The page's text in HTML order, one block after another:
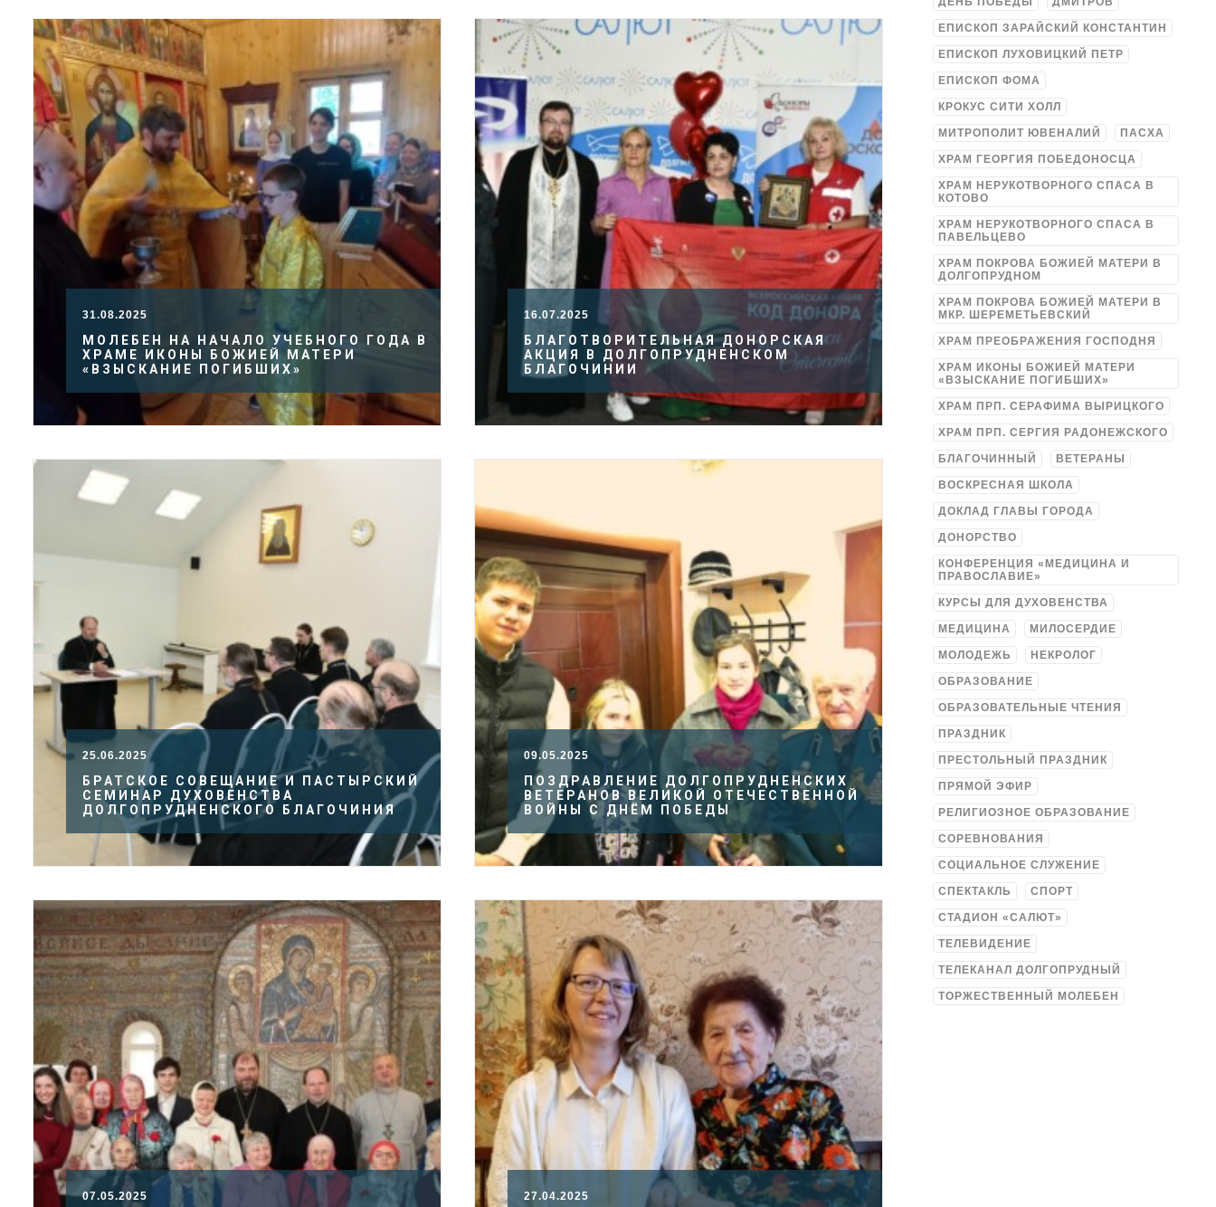
31.08.2025
МОЛЕБЕН НА НАЧАЛО УЧЕБНОГО ГОДА В
ХРАМЕ ИКОНЫ БОЖИЕЙ МАТЕРИ
«ВЗЫСКАНИЕ ПОГИБШИХ»
16.07.2025
БЛАГОТВОРИТЕЛЬНАЯ ДОНОРСКАЯ
АКЦИЯ В ДОЛГОПРУДНЕНСКОМ
БЛАГОЧИНИИ
25.06.2025
БРАТСКОЕ СОВЕЩАНИЕ И ПАСТЫРСКИЙ
СЕМИНАР ДУХОВЕНСТВА
ДОЛГОПРУДНЕНСКОГО БЛАГОЧИНИЯ
09.05.2025
ПОЗДРАВЛЕНИЕ ДОЛГОПРУДНЕНСКИХ
ВЕТЕРАНОВ ВЕЛИКОЙ ОТЕЧЕСТВЕННОЙ
ВОЙНЫ С ДНЁМ ПОБЕДЫ
07.05.2025 27.04.2025
ЕПИСКОП ЗАРАЙСКИЙ КОНСТАНТИН
ЕПИСКОП ЛУХОВИЦКИЙ ПЕТР
ЕПИСКОП ФОМА
КРОКУС СИТИ ХОЛЛ
МИТРОПОЛИТ ЮВЕНАЛИЙ ПАСХА
ХРАМ ГЕОРГИЯ ПОБЕДОНОСЦА
ХРАМ НЕРУКОТВОРНОГО СПАСА В
КОТОВО
ХРАМ НЕРУКОТВОРНОГО СПАСА В
ПАВЕЛЬЦЕВО
ХРАМ ПОКРОВА БОЖИЕЙ МАТЕРИ В
ДОЛГОПРУДНОМ
ХРАМ ПОКРОВА БОЖИЕЙ МАТЕРИ В
МКР. ШЕРЕМЕТЬЕВСКИЙ
ХРАМ ПРЕОБРАЖЕНИЯ ГОСПОДНЯ
ХРАМ ИКОНЫ БОЖИЕЙ МАТЕРИ
«ВЗЫСКАНИЕ ПОГИБШИХ»
ХРАМ ПРП. СЕРАФИМА ВЫРИЦКОГО
ХРАМ ПРП. СЕРГИЯ РАДОНЕЖСКОГО
БЛАГОЧИННЫЙ ВЕТЕРАНЫ
ВОСКРЕСНАЯ ШКОЛА
ДОКЛАД ГЛАВЫ ГОРОДА
ДОНОРСТВО
КОНФЕРЕНЦИЯ «МЕДИЦИНА И
ПРАВОСЛАВИЕ»
КУРСЫ ДЛЯ ДУХОВЕНСТВА
МЕДИЦИНА МИЛОСЕРДИЕ
МОЛОДЕЖЬ НЕКРОЛОГ
ОБРАЗОВАНИЕ
ОБРАЗОВАТЕЛЬНЫЕ ЧТЕНИЯ
ПРАЗДНИК
ПРЕСТОЛЬНЫЙ ПРАЗДНИК
ПРЯМОЙ ЭФИР
РЕЛИГИОЗНОЕ ОБРАЗОВАНИЕ
СОРЕВНОВАНИЯ
СОЦИАЛЬНОЕ СЛУЖЕНИЕ
СПЕКТАКЛЬ СПОРТ
СТАДИОН «САЛЮТ»
ТЕЛЕВИДЕНИЕ
ТЕЛЕКАНАЛ ДОЛГОПРУДНЫЙ
ТОРЖЕСТВЕННЫЙ МОЛЕБЕН